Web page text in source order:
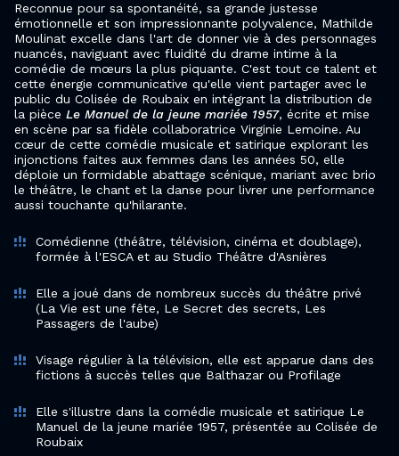
Reconnue pour sa spontanéité, sa grande justesse
émotionnelle et son impressionnante polyvalence, Mathilde
Moulinat excelle dans l'art de donner vie à des personnages
nuancés, naviguant avec fluidité du drame intime à la
comédie de mœurs la plus piquante. C'est tout ce talent et
cette énergie communicative qu'elle vient partager avec le
public du Colisée de Roubaix en intégrant la distribution de
la pièce Le Manuel de la jeune mariée 1957, écrite et mise
en scène par sa fidèle collaboratrice Virginie Lemoine. Au
cœur de cette comédie musicale et satirique explorant les
injonctions faites aux femmes dans les années 50, elle
déploie un formidable abattage scénique, mariant avec brio
le théâtre, le chant et la danse pour livrer une performance
aussi touchante qu'hilarante.
Comédienne (théâtre, télévision, cinéma et doublage),
formée à l'ESCA et au Studio Théâtre d'Asnières
Elle a joué dans de nombreux succès du théâtre privé
(La Vie est une fête, Le Secret des secrets, Les
Passagers de l'aube)
Visage régulier à la télévision, elle est apparue dans des
fictions à succès telles que Balthazar ou Profilage
Elle s'illustre dans la comédie musicale et satirique Le
Manuel de la jeune mariée 1957, présentée au Colisée de
Roubaix